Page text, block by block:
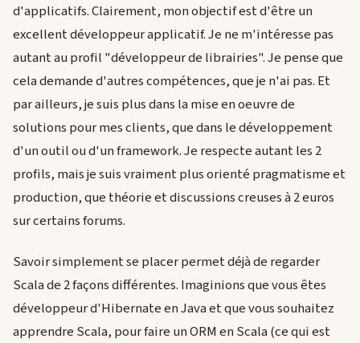
d'applicatifs. Clairement, mon objectif est d'être un
excellent développeur applicatif. Je ne m'intéresse pas
autant au profil "développeur de librairies". Je pense que
cela demande d'autres compétences, que je n'ai pas. Et
par ailleurs, je suis plus dans la mise en oeuvre de
solutions pour mes clients, que dans le développement
d'un outil ou d'un framework. Je respecte autant les 2
profils, mais je suis vraiment plus orienté pragmatisme et
production, que théorie et discussions creuses à 2 euros
sur certains forums.
Savoir simplement se placer permet déjà de regarder
Scala de 2 façons différentes. Imaginions que vous êtes
développeur d'Hibernate en Java et que vous souhaitez
apprendre Scala, pour faire un ORM en Scala (ce qui est